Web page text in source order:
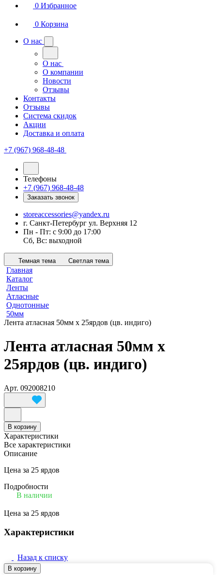
0 Избранное
0 Корзина
О нас
О нас
О компании
Новости
Отзывы
Контакты
Отзывы
Система скидок
Акции
Доставка и оплата
+7 (967) 968-48-48
Телефоны
+7 (967) 968-48-48
Заказать звонок
storeaccessories@yandex.ru
г. Санкт-Петербург ул. Верхняя 12
Пн - Пт: с 9:00 до 17:00
Сб, Вс: выходной
Темная тема Светлая тема
Главная
Каталог
Ленты
Атласные
Однотонные
50мм
Лента атласная 50мм х 25ярдов (цв. индиго)
Лента атласная 50мм х
25ярдов (цв. индиго)
Арт. 092008210
В корзину
Характеристики
Все характеристики
Описание
Цена за 25 ярдов
Подробности
В наличии
Цена за 25 ярдов
Характеристики
Назад к списку
В корзину